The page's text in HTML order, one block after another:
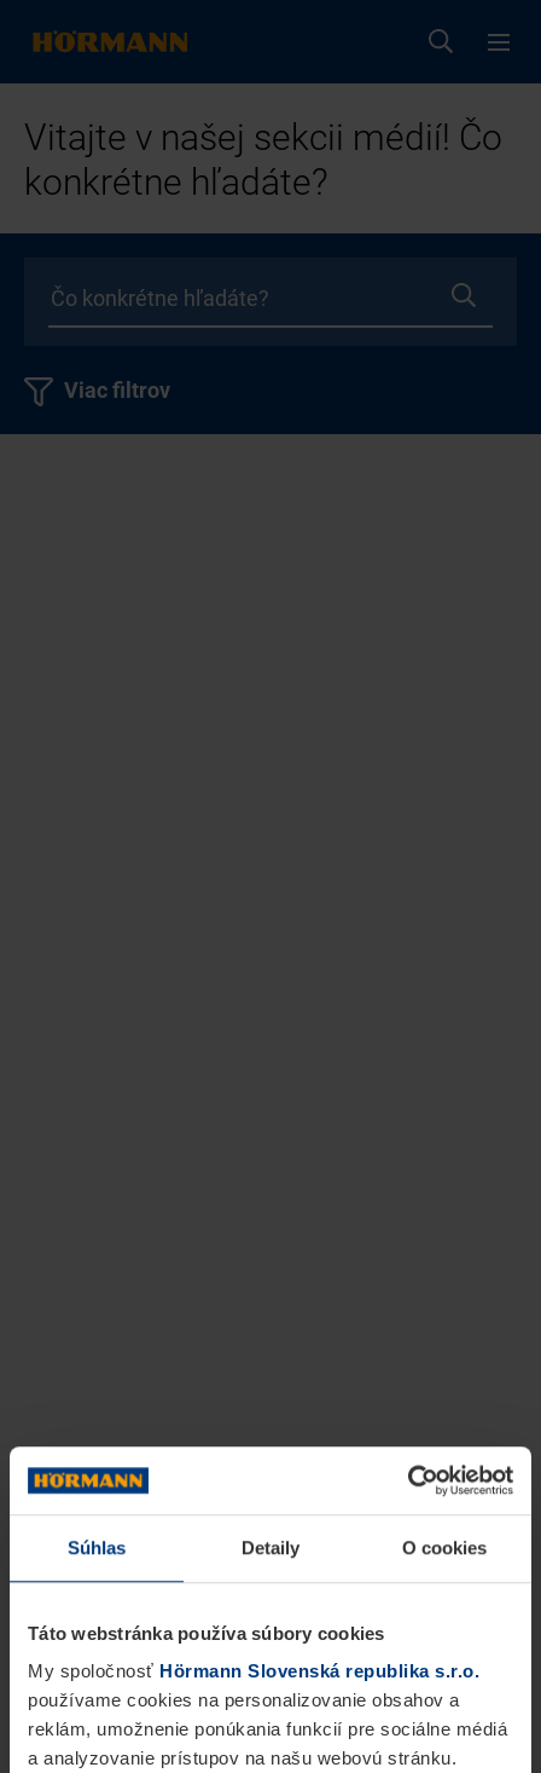
Súhlas Detaily O cookies
Táto webstránka používa súbory cookies
My spoločnosť Hörmann Slovenská republika s.r.o.
používame cookies na personalizovanie obsahov a
reklám, umožnenie ponúkania funkcií pre sociálne médiá
a analyzovanie prístupov na našu webovú stránku.
Vitajte v našej sekcii médií! Čo
konkrétne hľadáte?
Viac filtrov